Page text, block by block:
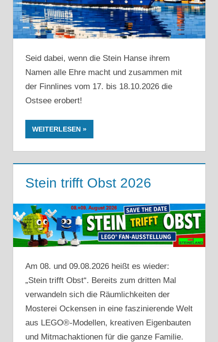
Seid dabei, wenn die Stein Hanse ihrem
Namen alle Ehre macht und zusammen mit
der Finnlines vom 17. bis 18.10.2026 die
Ostsee erobert!
WEITERLESEN
Stein trifft Obst 2026
Am 08. und 09.08.2026 heißt es wieder:
„Stein trifft Obst“. Bereits zum dritten Mal
verwandeln sich die Räumlichkeiten der
Mosterei Ockensen in eine faszinierende Welt
aus LEGO®-Modellen, kreativen Eigenbauten
und Mitmachaktionen für die ganze Familie.